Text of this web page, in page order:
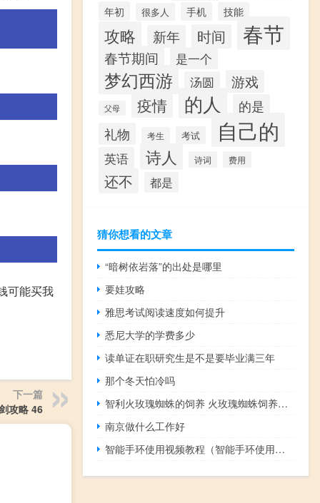
可能买我
下一篇
攻略 46
年初 很多人 手机 技能
攻略 新年 时间 春节
春节期间 是一个
梦幻西游 汤圆 游戏
父母 疫情 的人 的是
礼物 考生 考试 自己的
英语 诗人 诗词 费用
还不 都是
猜你想看的文章
“暗树依岩落”的出处是哪里
要娃攻略
雅思考试阅读速度如何提升
悉尼大学的学费多少
读单证在职研究生是不是要毕业满三年
那个冬天怕冷吗
智利火玫瑰蜘蛛的饲养 火玫瑰蜘蛛饲养方法
南京做什么工作好
智能手环使用视频教程（智能手环使用说明书）